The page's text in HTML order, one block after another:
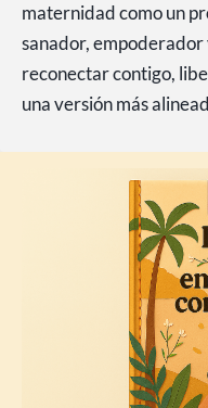
maternidad como un
sanador,
reconectar contigo,
una versión más